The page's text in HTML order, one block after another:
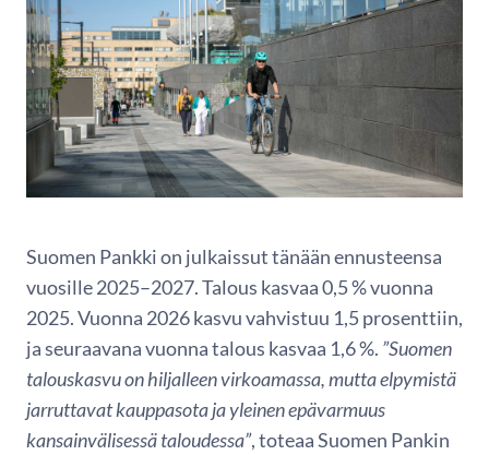
Suomen Pankki on julkaissut tänään ennusteensa
vuosille 2025–2027. Talous kasvaa 0,5 % vuonna
2025. Vuonna 2026 kasvu vahvistuu 1,5 prosenttiin,
ja seuraavana vuonna talous kasvaa 1,6 %. ”Suomen
talouskasvu on hiljalleen virkoamassa, mutta elpymistä
jarruttavat kauppasota ja yleinen epävarmuus
kansainvälisessä taloudessa”, toteaa Suomen Pankin